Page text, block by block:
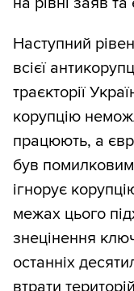
Наступний
всієї
траєкторії
корупцію
працюють, а
був
ігнорує
межах цього
знецінення
останніх
втрати